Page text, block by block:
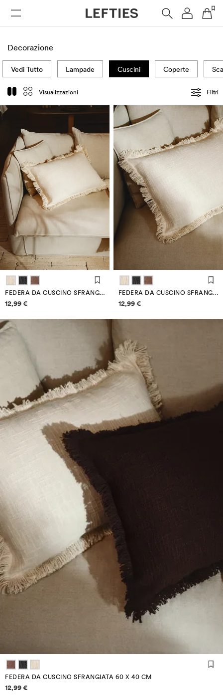
Decorazione
Visualizzazioni Filtri
Vedi Tutto Lampade Cuscini Coperte
FEDERA DA CUSCINO SFRANGIATA 60 X 40 CM
Informazioni sui prezzi
12,99 €
FEDERA DA CUSCINO SFRANGIATA 60 X 40 CM
Informazioni sui prezzi
12,99 €
FEDERA DA CUSCINO SFRANGIATA 60 X 40 CM
Informazioni sui prezzi
12,99 €